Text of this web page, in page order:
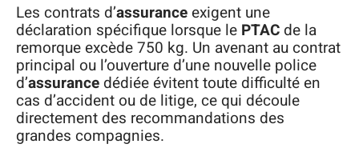
Les contrats d’assuranceexigent une
déclaration spécifique lorsque le PTAC de la
remorque excède 750 kg. Un avenant au contrat
principal ou l’ouverture d’une nouvelle police
d’assurance dédiée évitent toute difficulté en
cas d’accident ou de litige, ce qui découle
directement des recommandations des
grandes compagnies.